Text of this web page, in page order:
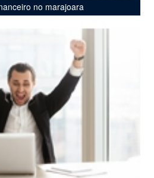
no marajoara